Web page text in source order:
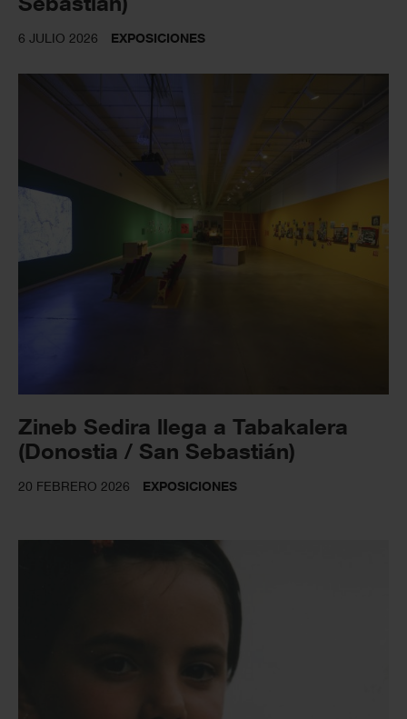
6 JULIO 2026 EXPOSICIONES
Zineb Sedira llega a Tabakalera
(Donostia / San Sebastián)
20 FEBRERO 2026 EXPOSICIONES